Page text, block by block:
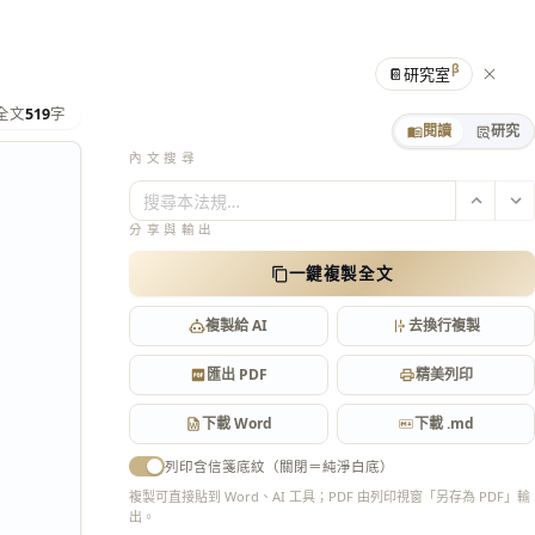
文519字
閱讀 研究
內文搜尋
搜尋本法規…
分享與輸出
一鍵複製全文
複製給 AI 去換行複製
匯出 PDF 精美列印
下載 Word 下載 .md
列印含信箋底紋（關閉＝純淨白底）
複製可直接貼到 Word、AI 工具；PDF 由列印視窗「另存為 PDF」輸
出。
📔研究室β